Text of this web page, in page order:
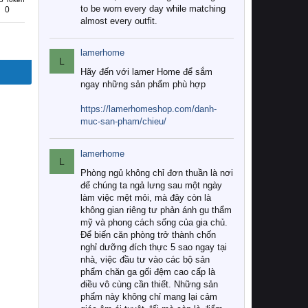
0
to be worn every day while matching
almost every outfit.
L
lamerhome
Hãy đến với lamer Home để sắm
ngay những sản phẩm phù hợp
https://lamerhomeshop.com/danh-
muc-san-pham/chieu/
L
lamerhome
Phòng ngủ không chỉ đơn thuần là nơi
để chúng ta ngả lưng sau một ngày
làm việc mệt mỏi, mà đây còn là
không gian riêng tư phản ánh gu thẩm
mỹ và phong cách sống của gia chủ.
Để biến căn phòng trở thành chốn
nghỉ dưỡng đích thực 5 sao ngay tại
nhà, việc đầu tư vào các bộ sản
phẩm chăn ga gối đệm cao cấp là
điều vô cùng cần thiết. Những sản
phẩm này không chỉ mang lại cảm